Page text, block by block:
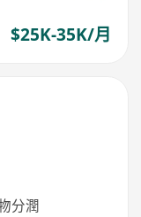
$25K-35K/月
分潤